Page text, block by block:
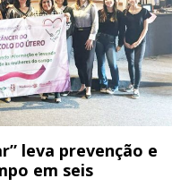
leva prevenção e
em seis